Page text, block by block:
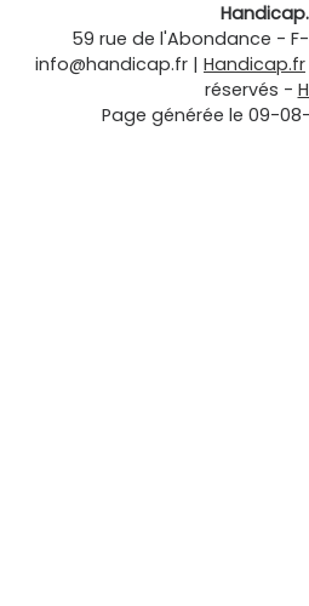
59 rue de l'Abondance -
info@handicap.fr | Handicap.fr
réservés -
Page générée le 09-08-